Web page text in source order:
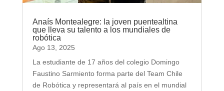
Anaís Montealegre: la joven puentealtina
que lleva su talento a los mundiales de
robótica
Ago 13, 2025
La estudiante de 17 años del colegio Domingo
Faustino Sarmiento forma parte del Team Chile
de Robótica y representará al país en el mundial